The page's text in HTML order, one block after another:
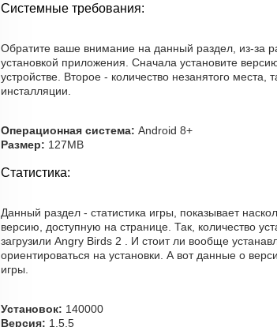
Системные требования:
Обратите ваше внимание на данный раздел, из-за
установкой приложения. Сначала установите
устройстве. Второе - количество незанятого места,
инсталляции.
Операционная система: Android 8+
Размер: 127MB
Статистика:
Данный раздел - статистика игры, показывает
версию, доступную на странице. Так, количество
загрузили Angry Birds 2 . И стоит ли вообще
ориентироваться на установки. А вот данные о
игры.
Установок: 140000
Версия: 1.5.5